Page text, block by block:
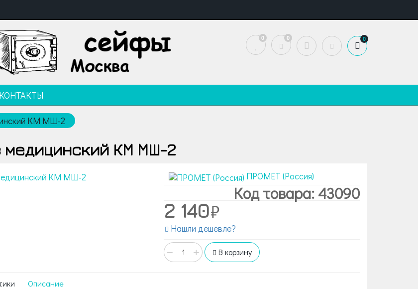
0 0 0
КОНТАКТЫ
КМ МШ-2
медицинский КМ МШ-2
ПРОМЕТ (Россия)
Код товара: 43090
2 140
Нашли дешевле?
− + В корзину
Описание